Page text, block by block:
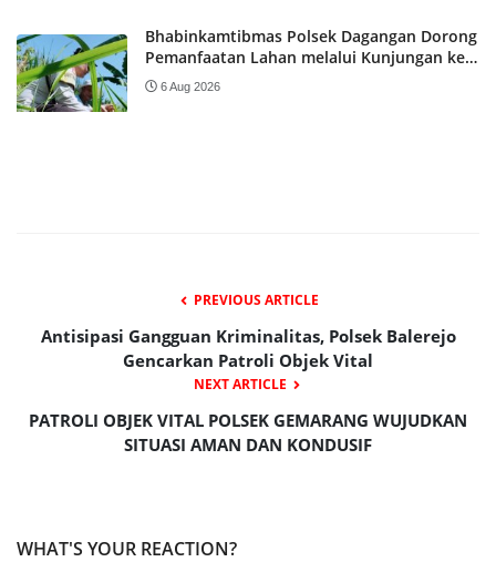
Bhabinkamtibmas Polsek Dagangan Dorong
Pemanfaatan Lahan melalui Kunjungan ke
Lahan Jagung Warga
6 Aug 2026
PREVIOUS ARTICLE
Antisipasi Gangguan Kriminalitas, Polsek Balerejo
Gencarkan Patroli Objek Vital
NEXT ARTICLE
PATROLI OBJEK VITAL POLSEK GEMARANG WUJUDKAN
SITUASI AMAN DAN KONDUSIF
WHAT'S YOUR REACTION?